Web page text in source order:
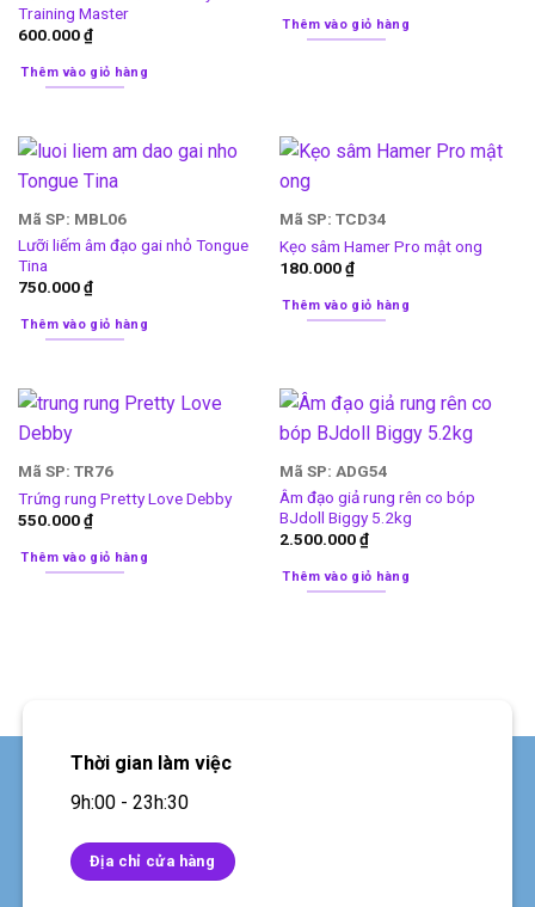
Training Master
600.000₫
Thêm vào giỏ hàng
Thêm vào giỏ hàng
Mã SP: MBL06
Lưỡi liếm âm đạo gai nhỏ Tongue
Tina
750.000₫
Thêm vào giỏ hàng
Mã SP: TCD34
Kẹo sâm Hamer Pro mật ong
180.000₫
Thêm vào giỏ hàng
Mã SP: TR76
Trứng rung Pretty Love Debby
550.000₫
Thêm vào giỏ hàng
Mã SP: ADG54
Âm đạo giả rung rên co bóp
BJdoll Biggy 5.2kg
2.500.000₫
Thêm vào giỏ hàng
Thời gian làm việc
9h:00 - 23h:30
Địa chỉ cửa hàng